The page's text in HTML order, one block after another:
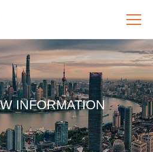
INFORMATION